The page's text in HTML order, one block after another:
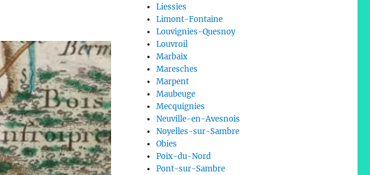
Liessies
Limont-Fontaine
Louvignies-Quesnoy
Louvroil
Marbaix
Maresches
Marpent
Maubeuge
Mecquignies
Neuville-en-Avesnois
Noyelles-sur-Sambre
Obies
Poix-du-Nord
Pont-sur-Sambre